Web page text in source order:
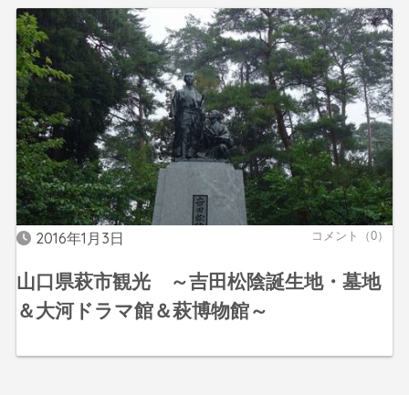
2016年1月3日 コメント（0）
山口県萩市観光 ～吉田松陰誕生地・墓地
＆大河ドラマ館＆萩博物館～